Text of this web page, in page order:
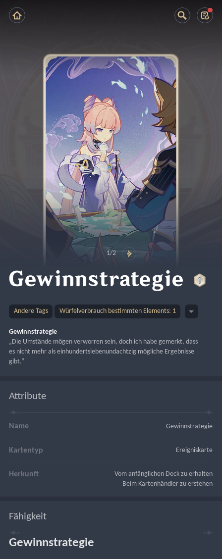
1/2
Gewinnstrategie
Andere Tags Würfelverbrauch bestimmten Elements: 1
Gewinnstrategie
„Die Umstände mögen verworren sein, doch ich habe gemerkt, dass
es nicht mehr als einhundertsiebenundachtzig mögliche Ergebnisse
gibt.“
Attribute
Name Gewinnstrategie
Kartentyp Ereigniskarte
Herkunft
Vom anfänglichen Deck zu erhalten
Beim Kartenhändler zu erstehen
Fähigkeit
Gewinnstrategie